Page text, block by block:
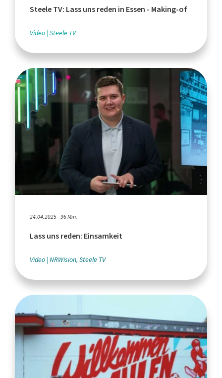
Steele TV: Lass uns reden in Essen - Making-of
Video Steele TV
24.04.2025 - 96 Min.
Lass uns reden: Einsamkeit
Video NRWision, Steele TV